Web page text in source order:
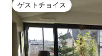
ゲストチョイス
ゲストチョイス